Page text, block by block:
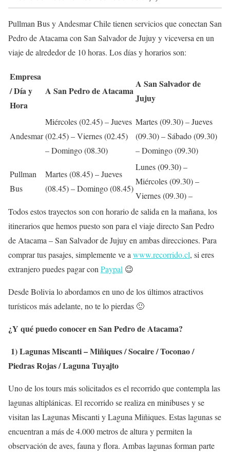
Pullman Bus y Andesmar Chile tienen servicios que conectan San
Pedro de Atacama con San Salvador de Jujuy y viceversa en un
viaje de alrededor de 10 horas. Los días y horarios son:
Empresa
/ Día y
Hora
A San Pedro de Atacama
A San Salvador de
Jujuy
Andesmar
Miércoles (02.45) – Jueves
(02.45) – Viernes (02.45)
– Domingo (08.30)
Martes (09.30) – Jueves
(09.30) – Sábado (09.30)
– Domingo (09.30)
Pullman
Bus
Martes (08.45) – Jueves
(08.45) – Domingo (08.45)
Lunes (09.30) –
Miércoles (09.30) –
Viernes (09.30) –
Todos estos trayectos son con horario de salida en la mañana, los
itinerarios que hemos puesto son para el viaje directo San Pedro
de Atacama – San Salvador de Jujuy en ambas direcciones. Para
comprar tus pasajes, simplemente ve awww.recorrido.cl, si eres
extranjero puedes pagar conPaypal 😉
Desde Bolivia lo abordamos en uno de los últimos atractivos
turísticos más adelante, no te lo pierdas 🙂
¿Y qué puedo conocer en San Pedro de Atacama?
1) Lagunas Miscanti – Miñiques / Socaire / Toconao /
Piedras Rojas / Laguna Tuyajto
Uno de los tours más solicitados es el recorrido que contempla las
lagunas altiplánicas. El recorrido se realiza en minibuses y se
visitan las Lagunas Miscanti y Laguna Miñiques. Estas lagunas se
encuentran a más de 4.000 metros de altura y permiten la
observación de aves, fauna y flora. Ambas lagunas forman parte